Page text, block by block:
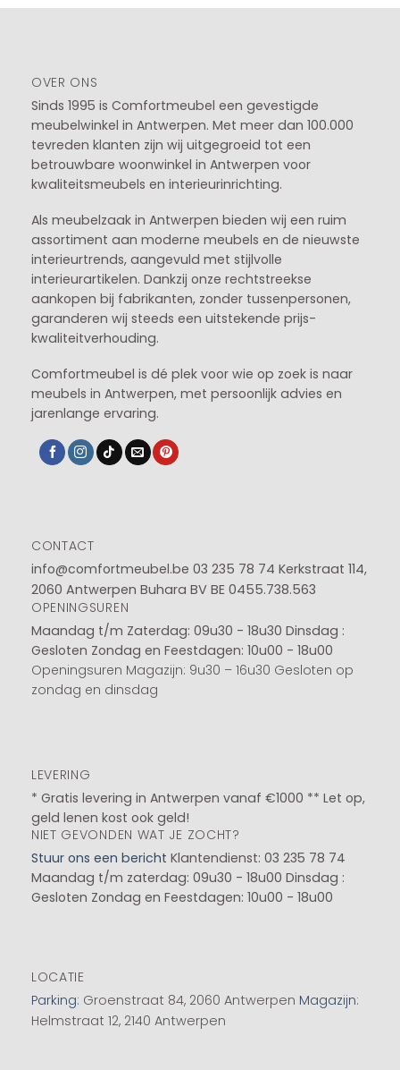
OVER ONS
Sinds 1995 is Comfortmeubel een gevestigde
meubelwinkel in Antwerpen. Met meer dan 100.000
tevreden klanten zijn wij uitgegroeid tot een
betrouwbare woonwinkel in Antwerpen voor
kwaliteitsmeubels en interieurinrichting.
Als meubelzaak in Antwerpen bieden wij een ruim
assortiment aan moderne meubels en de nieuwste
interieurtrends, aangevuld met stijlvolle
interieurartikelen. Dankzij onze rechtstreekse
aankopen bij fabrikanten, zonder tussenpersonen,
garanderen wij steeds een uitstekende prijs-
kwaliteitverhouding.
Comfortmeubel is dé plek voor wie op zoek is naar
meubels in Antwerpen, met persoonlijk advies en
jarenlange ervaring.
CONTACT
info@comfortmeubel.be 03 235 78 74 Kerkstraat 114,
2060 Antwerpen Buhara BV BE 0455.738.563
OPENINGSUREN
Maandag t/m Zaterdag: 09u30 - 18u30 Dinsdag :
Gesloten Zondag en Feestdagen: 10u00 - 18u00
Openingsuren Magazijn: 9u30 – 16u30 Gesloten op
zondag en dinsdag
LEVERING
* Gratis levering in Antwerpen vanaf €1000 ** Let op,
geld lenen kost ook geld!
NIET GEVONDEN WAT JE ZOCHT?
Stuur ons een bericht Klantendienst: 03 235 78 74
Maandag t/m zaterdag: 09u30 - 18u00 Dinsdag :
Gesloten Zondag en Feestdagen: 10u00 - 18u00
LOCATIE
Parking: Groenstraat 84, 2060 Antwerpen Magazijn:
Helmstraat 12, 2140 Antwerpen